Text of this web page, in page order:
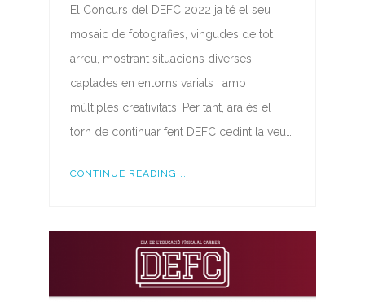
El Concurs del DEFC 2022 ja té el seu
mosaic de fotografies, vingudes de tot
arreu, mostrant situacions diverses,
captades en entorns variats i amb
múltiples creativitats. Per tant, ara és el
torn de continuar fent DEFC cedint la veu…
CONTINUE READING...